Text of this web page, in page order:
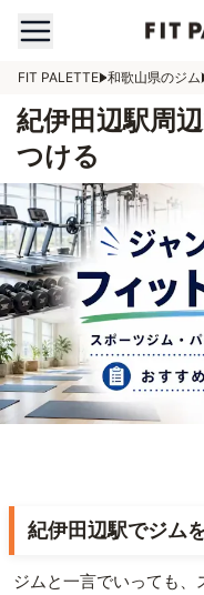
FIT PALETTE 和歌山県のジム
紀伊田辺駅周
つける
紀伊田辺駅でジム
ジムと一言でいっても、